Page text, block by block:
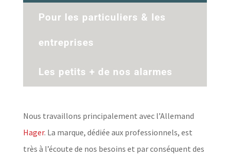
Pour les particuliers & les
entreprises
Les petits + de nos alarmes
Nous travaillons principalement avec l’Allemand
Hager. La marque, dédiée aux professionnels, est
très à l’écoute de nos besoins et par conséquent des